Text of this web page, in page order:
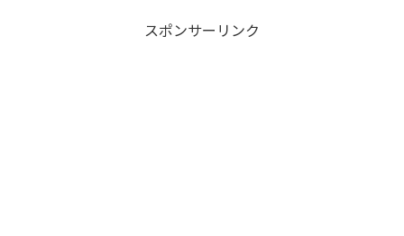
スポンサーリンク